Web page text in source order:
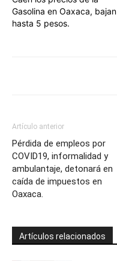
Gasolina en Oaxaca, bajan
hasta 5 pesos.
Artículo anterior
Pérdida de empleos por
COVID19, informalidad y
ambulantaje, detonará en
caída de impuestos en
Oaxaca.
Artículos relacionados